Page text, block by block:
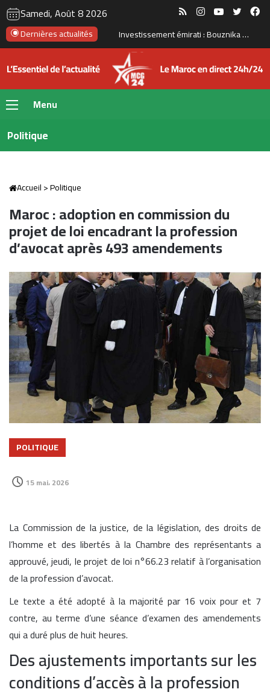
Samedi, Août 8 2026 RSS InstagramYouTube
Dernières actualités Le Maroc se prépare à accueillir la première gigafactory africaine de batteries électriques, pour un investissement de 65 milliards de dirhams
Menu
Politique
Accueil>Politique
Maroc : adoption en commission du
projet de loi encadrant la profession
d’avocat après 493 amendements
POLITIQUE
15 mai، 2026
La Commission de la justice, de la législation, des droits de
l’homme et des libertés à la Chambre des représentants a
approuvé, jeudi, le projet de loi n°66.23 relatif à l’organisation
de la profession d’avocat.
Le texte a été adopté à la majorité par 16 voix pour et 7
contre, au terme d’une séance d’examen des amendements
qui a duré plus de huit heures.
Des ajustements importants sur les
conditions d’accès à la profession